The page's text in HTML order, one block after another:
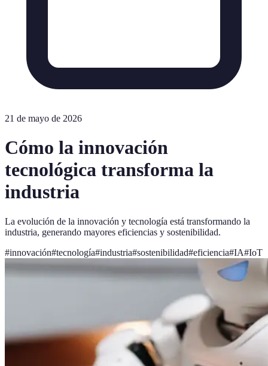
21 de mayo de 2026
Cómo la innovación
tecnológica transforma la
industria
La evolución de la innovación y tecnología está transformando la
industria, generando mayores eficiencias y sostenibilidad.
#innovación#tecnología#industria#sostenibilidad#eficiencia#IA#IoT